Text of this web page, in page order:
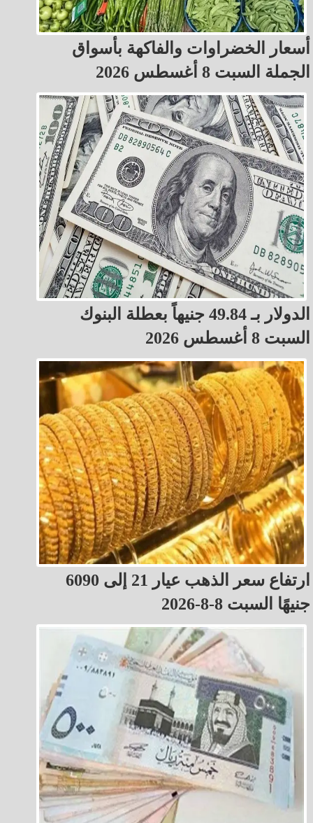
أسعار الخضراوات والفاكهة بأسواق
الجملة السبت 8 أغسطس 2026
الدولار بـ 49.84 جنيهاً بعطلة البنوك
السبت 8 أغسطس 2026
ارتفاع سعر الذهب عيار 21 إلى 6090
جنيهًا السبت 8-8-2026